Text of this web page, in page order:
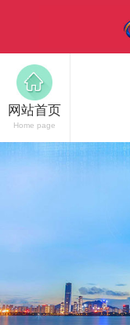
网站首页
Home page